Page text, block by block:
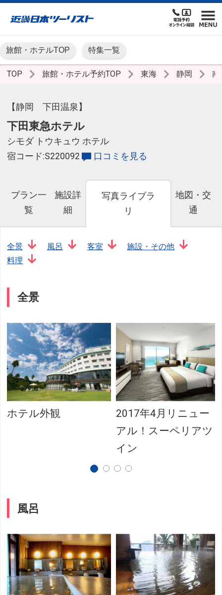
旅館・ホテルTOP 特集一覧
TOP 旅館・ホテル予約TOP 東海 静岡
【静岡 下田温泉】
下田東急ホテル
シモダ トウキュウ ホテル
宿コード:S220092
口コミを見る
プラン一
覧
施設詳
細
写真ライブラ
リ
地図・交
通
全景 風呂 客室
施設・その他
料理
全景
ホテル外観
2017年4月リニュー
アル！スーペリアツ
イン
風呂